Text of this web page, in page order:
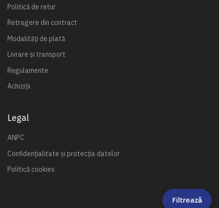
Politică de retur
Retragere din contract
Modalități de plată
Livrare și transport
Regulamente
Achiziții
Legal
ANPC
Confidențialitate și protecția datelor
Politică cookies
Filtrează